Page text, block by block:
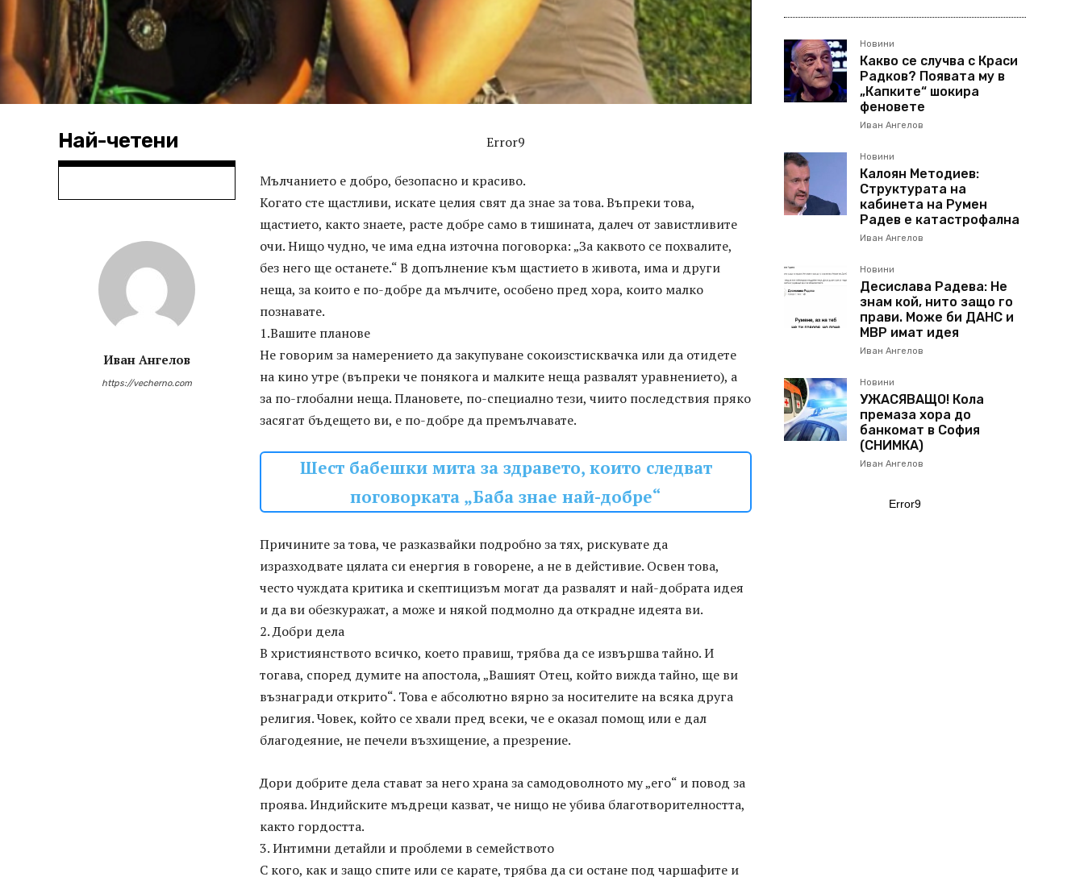
Най-четени
Иван Ангелов
https://vecherno.com
Error9
Мълчанието е добро, безопасно и красиво.
Когато сте щастливи, искате целия свят да знае за това. Въпреки това,
щастието, както знаете, расте добре само в тишината, далеч от завистливите
очи. Нищо чудно, че има една източна поговорка: „За каквото се похвалите,
без него ще останете.“ В допълнение към щастието в живота, има и други
неща, за които е по-добре да мълчите, особено пред хора, които малко
познавате.
1.Вашите планове
Не говорим за намерението да закупуване сокоизстисквачка или да отидете
на кино утре (въпреки че понякога и малките неща развалят уравнението), а
за по-глобални неща. Плановете, по-специално тези, чиито последствия пряко
засягат бъдещето ви, е по-добре да премълчавате.
Шест бабешки мита за здравето, които следват
поговорката „Баба знае най-добре“
Причините за това, че разказвайки подробно за тях, рискувате да
изразходвате цялата си енергия в говорене, а не в дейстивие. Освен това,
често чуждата критика и скептицизъм могат да развалят и най-добрата идея
и да ви обезкуражат, а може и някой подмолно да открадне идеята ви.
2. Добри дела
В християнството всичко, което правиш, трябва да се извършва тайно. И
тогава, според думите на апостола, „Вашият Отец, който вижда тайно, ще ви
възнагради открито“. Това е абсолютно вярно за носителите на всяка друга
религия. Човек, който се хвали пред всеки, че е оказал помощ или е дал
благодеяние, не печели възхищение, а презрение.
Дори добрите дела стават за него храна за самодоволното му „его“ и повод за
проява. Индийските мъдреци казват, че нищо не убива благотворителността,
както гордостта.
3. Интимни детайли и проблеми в семейството
С кого, как и защо спите или се карате, трябва да си остане под чаршафите и
Новини
Какво се случва с Краси
Радков? Появата му в
„Капките“ шокира
феновете
Иван Ангелов
Новини
Калоян Методиев:
Структурата на
кабинета на Румен
Радев е катастрофална
Иван Ангелов
Новини
Десислава Радева: Не
знам кой, нито защо го
прави. Може би ДАНС и
МВР имат идея
Иван Ангелов
Новини
УЖАСЯВАЩО! Кола
премаза хора до
банкомат в София
(СНИМКА)
Иван Ангелов
Error9